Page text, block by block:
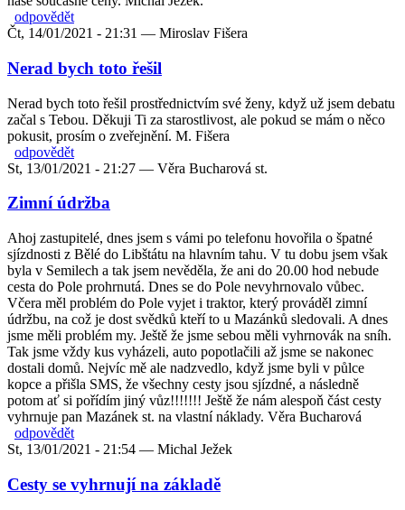
odpovědět
Čt, 14/01/2021 - 21:31 — Miroslav Fišera
Nerad bych toto řešil
Nerad bych toto řešil prostřednictvím své ženy, když už jsem debatu
začal s Tebou. Děkuji Ti za starostlivost, ale pokud se mám o něco
pokusit, prosím o zveřejnění. M. Fišera
odpovědět
St, 13/01/2021 - 21:27 — Věra Bucharová st.
Zimní údržba
Ahoj zastupitelé, dnes jsem s vámi po telefonu hovořila o špatné
sjízdnosti z Bělé do Libštátu na hlavním tahu. V tu dobu jsem však
byla v Semilech a tak jsem nevěděla, že ani do 20.00 hod nebude
cesta do Pole prohrnutá. Dnes se do Pole nevyhrnovalo vůbec.
Včera měl problém do Pole vyjet i traktor, který prováděl zimní
údržbu, na což je dost svědků kteří to u Mazánků sledovali. A dnes
jsme měli problém my. Ještě že jsme sebou měli vyhrnovák na sníh.
Tak jsme vždy kus vyházeli, auto popotlačili až jsme se nakonec
dostali domů. Nejvíc mě ale nadzvedlo, když jsme byli v půlce
kopce a přišla SMS, že všechny cesty jsou sjízdné, a následně
potom ať si pořídím jiný vůz!!!!!!! Ještě že nám alespoň část cesty
vyhrnuje pan Mazánek st. na vlastní náklady. Věra Bucharová
odpovědět
St, 13/01/2021 - 21:54 — Michal Ježek
Cesty se vyhrnují na základě